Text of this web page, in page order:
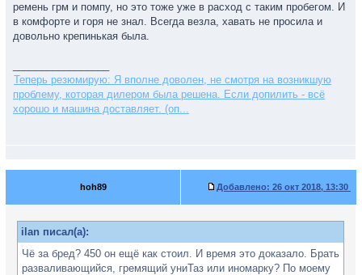
ремень грм и помпу, но это тоже уже в расход с таким пробегом. И
в комфорте и горя не знал. Всегда везла, хавать не просила и
довольно крепинькая была.
Теперь резюмирую: Я вполне доволен, не смотря на возникшую
проблему, которая дилером была решена. Если допилить - всё
хорошо и машина доставляет. (оп...
hoh89 Добавлено: 26 окт 2018, 13:30
ilan писал(а):
Чё за бред? 450 он ещё как стоил. И время это доказало. Брать
разваливающийся, гремящий униТаз или иномарку? По моему